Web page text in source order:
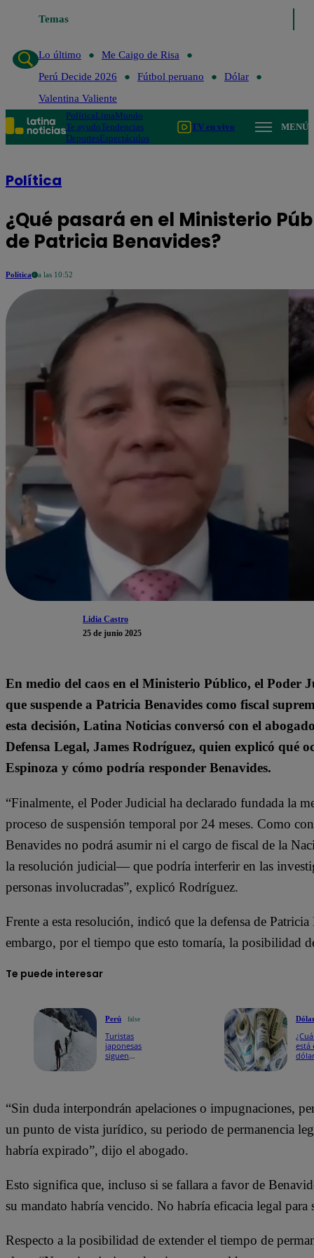
Temas
Lo último
Me Caigo de Risa
Perú Decide 2026
Fútbol peruano
Dólar
Valentina Valiente
PolíticaLimaMundo
Te ayudoTendencias
DeportesEspectáculos
TV en vivo MENÚ
Política
¿Qué pasará en el Ministerio
de Patricia Benavides?
Política a las 10:52
Lidia Castro
25 de junio 2025
En medio del caos en el Ministerio Público, el Poder
que suspende a Patricia Benavides como fiscal
esta decisión, Latina Noticias conversó con el
Defensa Legal, James Rodríguez, quien explicó qué
Espinoza y cómo podría responder Benavides.
“Finalmente, el Poder Judicial ha declarado fundada la
proceso de suspensión temporal por 24 meses. Como
Benavides no podrá asumir ni el cargo de fiscal de la
la resolución judicial— que podría interferir en las
personas involucradas”, explicó Rodríguez.
Frente a esta resolución, indicó que la defensa de
embargo, por el tiempo que esto tomaría, la posibilidad
Te puede interesar
Perú false
Turistas
japonesas
siguen
van en
búsqueda
está
25
junio
“Sin duda interpondrán apelaciones o impugnaciones,
un punto de vista jurídico, su periodo de permanencia
habría expirado”, dijo el abogado.
Esto significa que, incluso si se fallara a favor de
su mandato habría vencido. No habría eficacia legal
Respecto a la posibilidad de extender el tiempo de